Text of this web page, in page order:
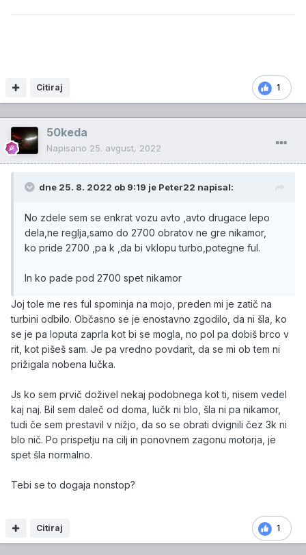
1
Citiraj
50keda
Napisano 25. avgust, 2022
dne 25. 8. 2022 ob 9:19 je Peter22 napisal:
No zdele sem se enkrat vozu avto ,avto drugace lepo
dela,ne reglja,samo do 2700 obratov ne gre nikamor,
ko pride 2700 ,pa k ,da bi vklopu turbo,potegne ful.
In ko pade pod 2700 spet nikamor
Joj tole me res ful spominja na mojo, preden mi je zatič na
turbini odbilo. Občasno se je enostavno zgodilo, da ni šla, ko
se je pa loputa zaprla kot bi se mogla, no pol pa dobiš brco v
rit, kot pišeš sam. Je pa vredno povdarit, da se mi ob tem ni
prižigala nobena lučka.
Js ko sem prvič doživel nekaj podobnega kot ti, nisem vedel
kaj naj. Bil sem daleč od doma, lučk ni blo, šla ni pa nikamor,
tudi če sem prestavil v nižjo, da so se obrati dvignili čez 3k ni
blo nič. Po prispetju na cilj in ponovnem zagonu motorja, je
spet šla normalno.
Tebi se to dogaja nonstop?
1
Citiraj